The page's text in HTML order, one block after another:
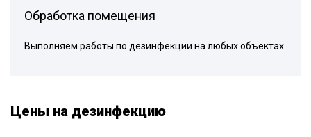
Обработка помещения
Выполняем работы по дезинфекции на любых объектах
Цены на дезинфекцию